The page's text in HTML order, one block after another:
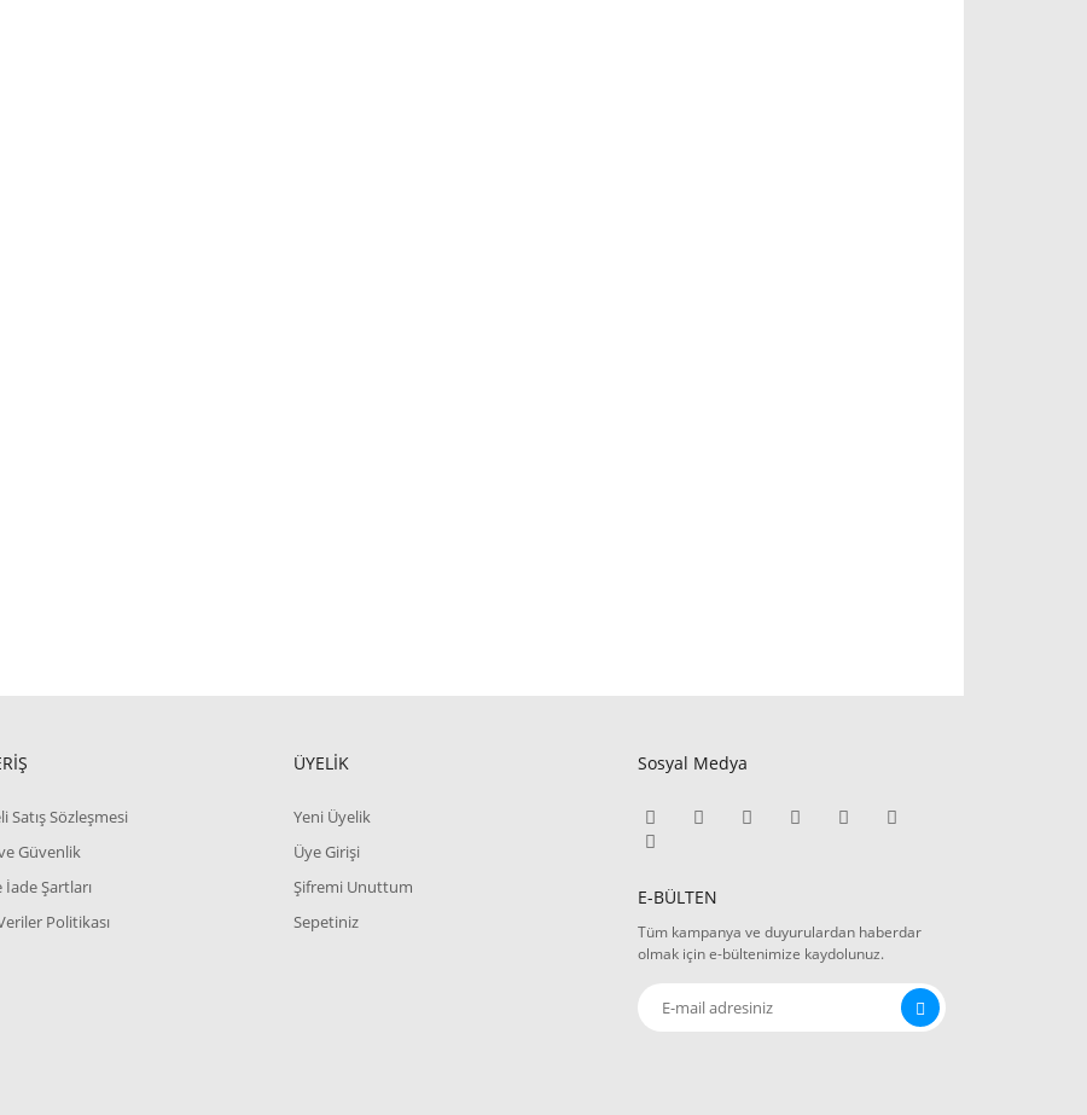
Satış Sözleşmesi
Güvenlik
Şartları
Politikası
ÜYELİK
Yeni Üyelik
Üye Girişi
Şifremi Unuttum
Sepetiniz
Sosyal Medya
E-BÜLTEN
Tüm kampanya ve duyurulardan haberdar
olmak için e-bültenimize kaydolunuz.